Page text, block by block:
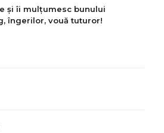
şi îi mulţumesc bunului
îngerilor, vouă tuturor!